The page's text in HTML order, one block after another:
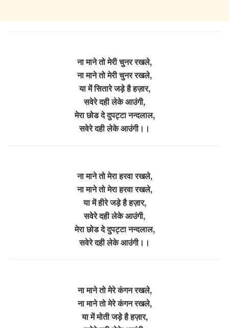
ना माने तो मेरी चुनर रखले,
ना माने तो मेरी चुनर रखले,
या में सितारे जड़े है हज़ार,
सवेरे दही लेके आउंगी,
मेरा छोड दे दुपट्टा नन्दलाल,
सवेरे दही लेके आउंगी।।
ना माने तो मेरा हरवा रखले,
ना माने तो मेरा हरवा रखले,
या में हीरे जड़े है हज़ार,
सवेरे दही लेके आउंगी,
मेरा छोड दे दुपट्टा नन्दलाल,
सवेरे दही लेके आउंगी।।
ना माने तो मेरे कंगन रखले,
ना माने तो मेरे कंगन रखले,
या में मोती जड़े है हज़ार,